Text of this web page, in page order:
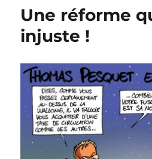
Une réforme
injuste !